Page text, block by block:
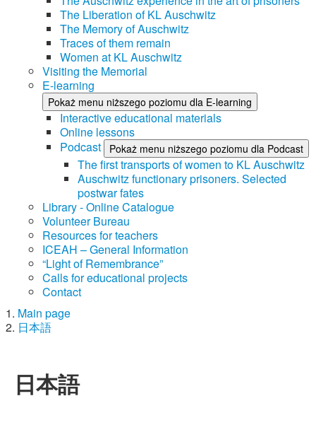
The Liberation of KL Auschwitz
The Memory of Auschwitz
Traces of them remain
Women at KL Auschwitz
Visiting the Memorial
E-learning
Pokaż menu niższego poziomu dla E-learning
Interactive educational materials
Online lessons
Podcast
Pokaż menu niższego poziomu dla Podcast
The first transports of women to KL Auschwitz
Auschwitz functionary prisoners. Selected
postwar fates
Library - Online Catalogue
Volunteer Bureau
Resources for teachers
ICEAH – General Information
“Light of Remembrance”
Calls for educational projects
Contact
Main page
日本語
日本語